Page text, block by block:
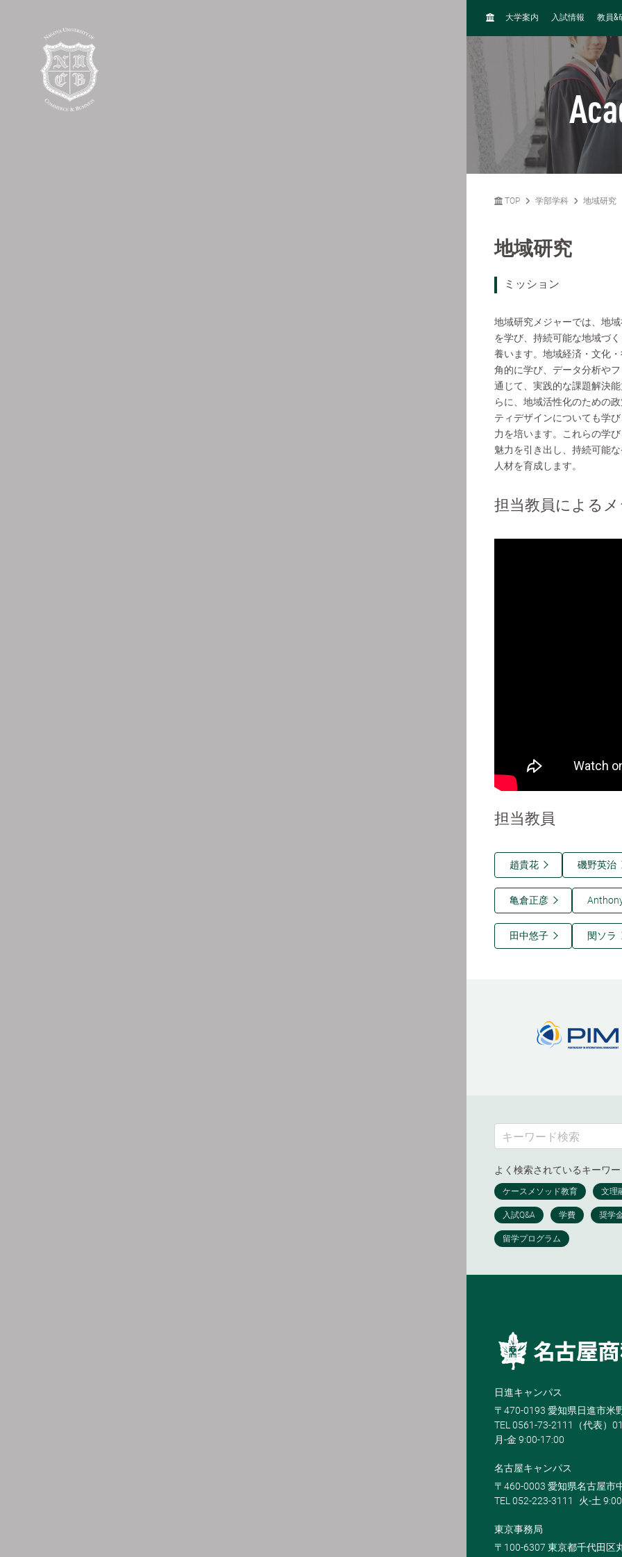
H
大学案内 入試情報 教員&
TOP 学部学科 地域研究
地域研究
ミッション
地域研究メジャーでは、地
を学び、持続可能な地域づ
養います。地域経済・文化
角的に学び、データ分析や
通じて、実践的な課題解決
らに、地域活性化のための
ティデザインについても学
力を培います。これらの学
魅力を引き出し、持続可能
人材を育成します。
担当教員による
担当教員
趙貴花 磯野英治
亀倉正彦
田中悠子 閔ソラ
よく検索されているキーワ
日進キャンパス
〒470-0193 愛知県日進市米
TEL 0561-73-2111（代表）
月-金 9:00-17:00
名古屋キャンパス
〒460-0003 愛知県名古屋市
TEL 052-223-3111
火-土
東京事務局
〒100-6307 東京都千代田区